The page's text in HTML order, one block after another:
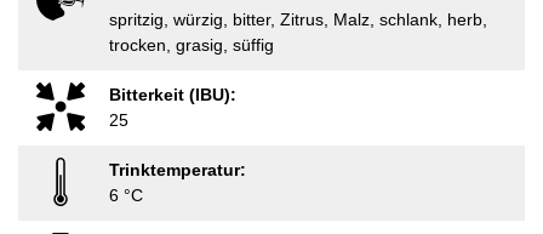
spritzig, würzig, bitter, Zitrus, Malz, schlank, herb,
trocken, grasig, süffig
Bitterkeit (IBU):
25
Trinktemperatur:
6 °C